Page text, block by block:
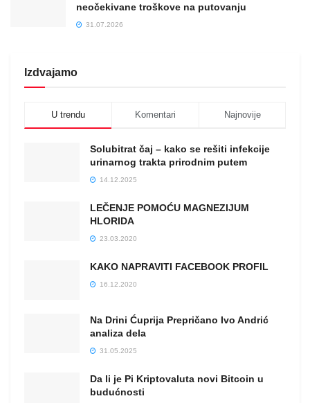
neočekivane troškove na putovanju
31.07.2026
Izdvajamo
U trendu Komentari Najnovije
Solubitrat čaj – kako se rešiti infekcije
urinarnog trakta prirodnim putem
14.12.2025
LEČENJE POMOĆU MAGNEZIJUM
HLORIDA
23.03.2020
KAKO NAPRAVITI FACEBOOK PROFIL
16.12.2020
Na Drini Ćuprija Prepričano Ivo Andrić
analiza dela
31.05.2025
Da li je Pi Kriptovaluta novi Bitcoin u
budućnosti